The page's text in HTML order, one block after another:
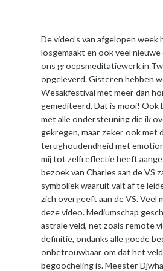
De video’s van afgelopen week
losgemaakt en ook veel nieuwe
ons groepsmeditatiewerk in
opgeleverd. Gisteren hebben
Wesakfestival met meer dan
gemediteerd. Dat is mooi! Ook
met alle ondersteuning die ik
gekregen, maar zeker ook met
terughoudendheid met
mij tot zelfreflectie heeft
bezoek van Charles aan de VS
symboliek waaruit valt af te
zich overgeeft aan de VS. Veel
deze video. Mediumschap
astrale veld, net zoals remote
definitie, ondanks alle goede
onbetrouwbaar om dat het
begoocheling is. Meester